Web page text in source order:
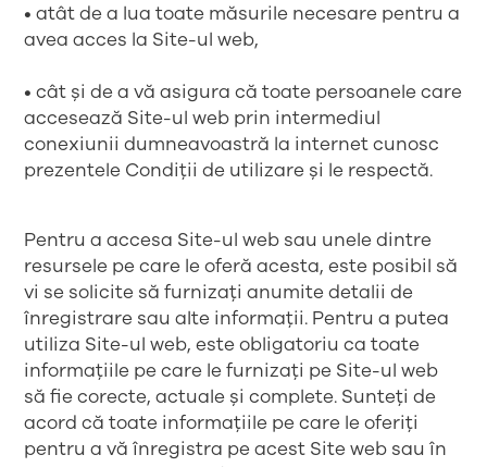
• atât de a lua toate măsurile necesare pentru a
avea acces la Site-ul web,
• cât și de a vă asigura că toate persoanele care
accesează Site-ul web prin intermediul
conexiunii dumneavoastră la internet cunosc
prezentele Condiții de utilizare și le respectă.
Pentru a accesa Site-ul web sau unele dintre
resursele pe care le oferă acesta, este posibil să
vi se solicite să furnizați anumite detalii de
înregistrare sau alte informații. Pentru a putea
utiliza Site-ul web, este obligatoriu ca toate
informațiile pe care le furnizați pe Site-ul web
să fie corecte, actuale și complete. Sunteți de
acord că toate informațiile pe care le oferiți
pentru a vă înregistra pe acest Site web sau în